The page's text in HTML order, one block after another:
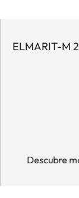
ELMARIT-M
Descubre